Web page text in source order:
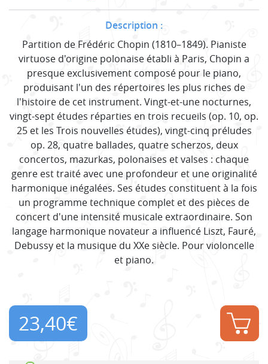
Description :
Partition de Frédéric Chopin (1810–1849). Pianiste
virtuose d'origine polonaise établi à Paris, Chopin a
presque exclusivement composé pour le piano,
produisant l'un des répertoires les plus riches de
l'histoire de cet instrument. Vingt-et-une nocturnes,
vingt-sept études réparties en trois recueils (op. 10, op.
25 et les Trois nouvelles études), vingt-cinq préludes
op. 28, quatre ballades, quatre scherzos, deux
concertos, mazurkas, polonaises et valses : chaque
genre est traité avec une profondeur et une originalité
harmonique inégalées. Ses études constituent à la fois
un programme technique complet et des pièces de
concert d'une intensité musicale extraordinaire. Son
langage harmonique novateur a influencé Liszt, Fauré,
Debussy et la musique du XXe siècle. Pour violoncelle
et piano.
23,40€